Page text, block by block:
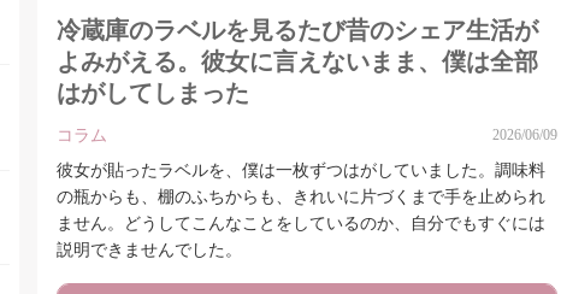
冷蔵庫のラベルを見るたび昔のシェア生活が
よみがえる。彼女に言えないまま、僕は全部
はがしてしまった
コラム 2026/06/09
彼女が貼ったラベルを、僕は一枚ずつはがしていました。調味料
の瓶からも、棚のふちからも、きれいに片づくまで手を止められ
ません。どうしてこんなことをしているのか、自分でもすぐには
説明できませんでした。